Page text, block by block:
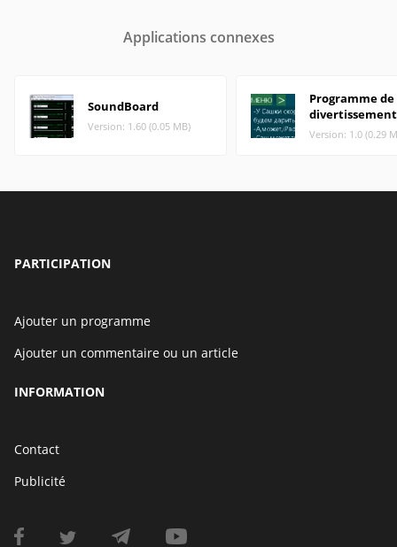
Applications connexes
SoundBoard
Version: 1.60 (0.05 MB)
Programme de
divertissement
Version: 1.0 (0.29
PARTICIPATION
Ajouter un programme
Ajouter un commentaire ou un article
INFORMATION
Contact
Publicité